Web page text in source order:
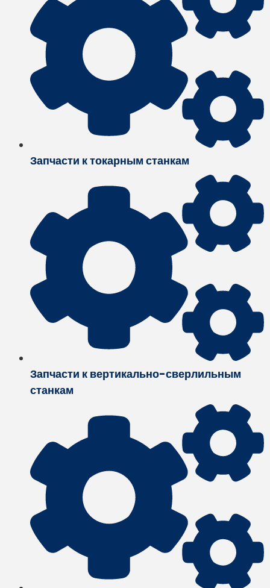
Запчасти к токарным станкам
Запчасти к вертикально-сверлильным
станкам